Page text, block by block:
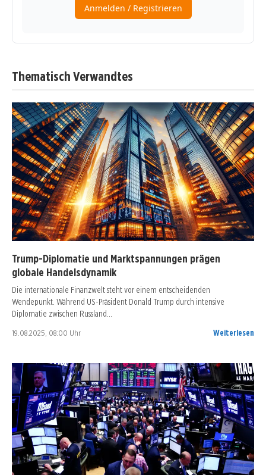
Thematisch Verwandtes
Trump-Diplomatie und Marktspannungen prägen
globale Handelsdynamik
Die internationale Finanzwelt steht vor einem entscheidenden
Wendepunkt. Während US-Präsident Donald Trump durch intensive
Diplomatie zwischen Russland…
19.08.2025, 08:00 Uhr Weiterlesen